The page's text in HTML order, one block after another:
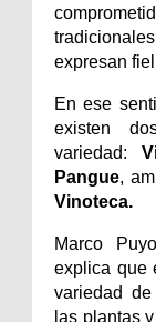
expresan
En ese
existen
variedad:
Pangue,
Vinoteca.
Marco
explica que
variedad de
las plantas